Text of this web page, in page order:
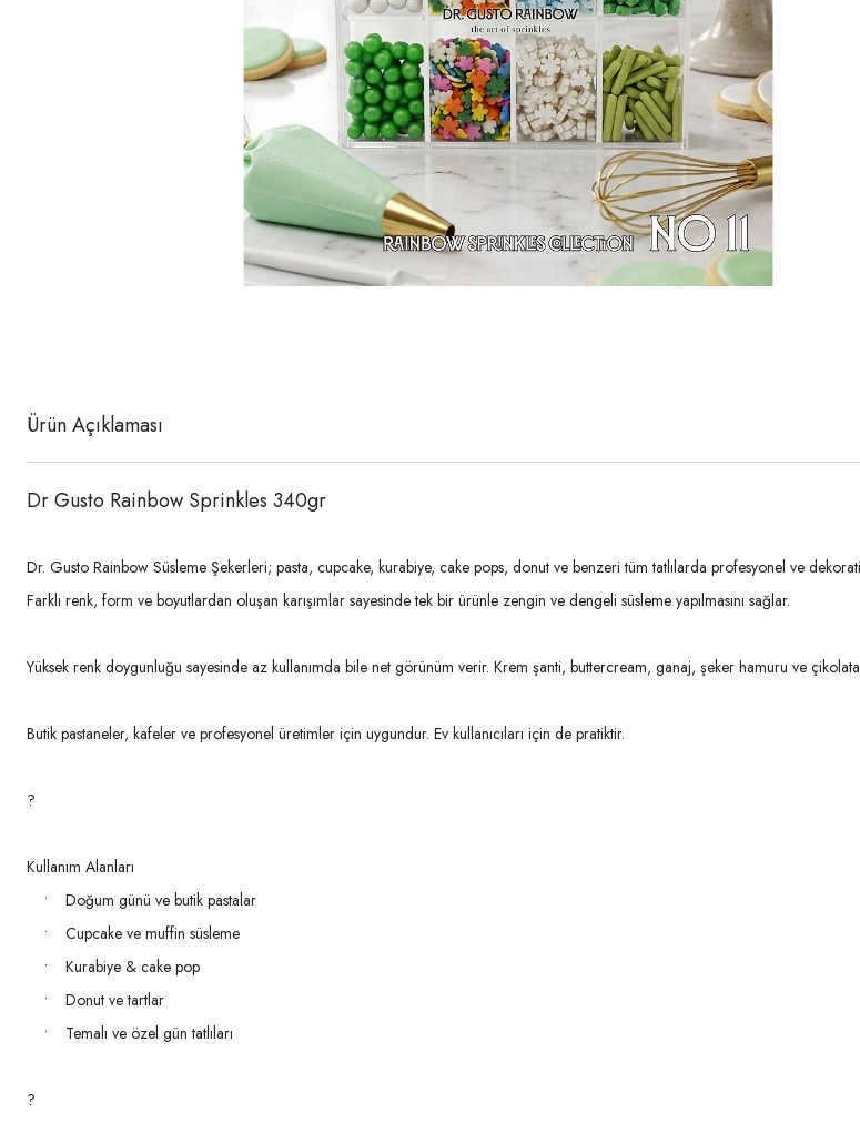
Ürün Açıklaması
Dr Gusto Rainbow Sprinkles 340gr
Dr. Gusto Rainbow Süsleme Şekerleri; pasta, cupcake, kurabiye, cake pops, donut ve benzeri tüm tatlılarda profesyonel ve
Farklı renk, form ve boyutlardan oluşan karışımlar sayesinde tek bir ürünle zengin ve dengeli süsleme yapılmasını sağlar.
Yüksek renk doygunluğu sayesinde az kullanımda bile net görünüm verir. Krem şanti, buttercream, ganaj, şeker hamuru ve
Butik pastaneler, kafeler ve profesyonel üretimler için uygundur. Ev kullanıcıları için de pratiktir.
?
Kullanım Alanları
• Doğum günü ve butik pastalar
• Cupcake ve muffin süsleme
• Kurabiye & cake pop
• Donut ve tartlar
• Temalı ve özel gün tatlıları
?